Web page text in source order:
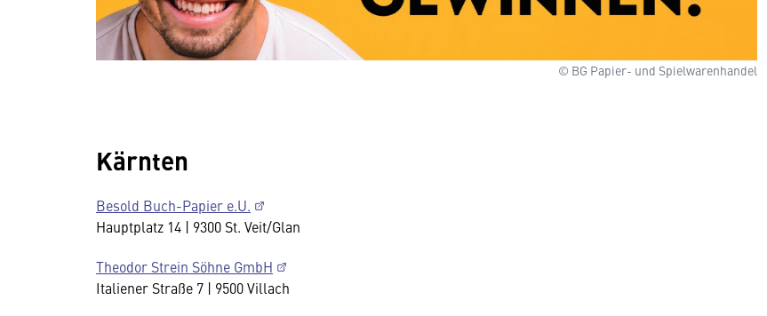
© BG Papier- und Spielwarenhandel
Kärnten
Besold Buch-Papier e.U.
Hauptplatz 14 | 9300 St. Veit/Glan
Theodor Strein Söhne GmbH
Italiener Straße 7 | 9500 Villach